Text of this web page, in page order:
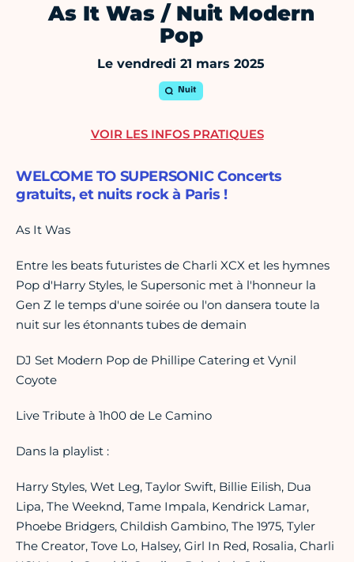
As It Was / Nuit Modern
Pop
Le vendredi 21 mars 2025
Nuit
WELCOME TO SUPERSONIC Concerts
gratuits, et nuits rock à Paris !
As It Was
Entre les beats futuristes de Charli XCX et les hymnes
Pop d'Harry Styles, le Supersonic met à l'honneur la
Gen Z le temps d'une soirée ou l'on dansera toute la
nuit sur les étonnants tubes de demain
DJ Set Modern Pop de Phillipe Catering et Vynil
Coyote
Live Tribute à 1h00 de Le Camino
Dans la playlist :
Harry Styles, Wet Leg, Taylor Swift, Billie Eilish, Dua
Lipa, The Weeknd, Tame Impala, Kendrick Lamar,
Phoebe Bridgers, Childish Gambino, The 1975, Tyler
The Creator, Tove Lo, Halsey, Girl In Red, Rosalia, Charli
VOIR LES INFOS PRATIQUES